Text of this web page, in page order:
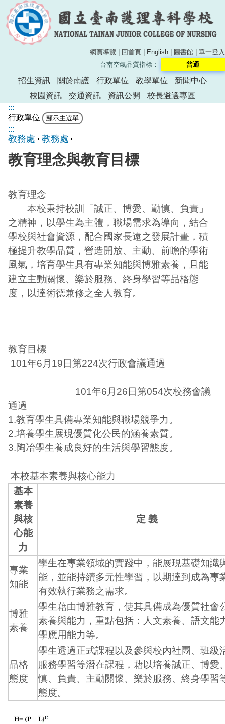
:::網頁導覽 | 回首頁 | English | 圖書館 | 單一登入
台南空氣品質指標：
普通
招生資訊 關於南護 行政單位 教學單位
新聞中心
校園資訊
交通資訊 資訊公開
校長遴選專區
:::
行政單位
:::
教務處 教務處
教育理念與教育目標
教育理念
本校秉持校訓「誠正、博愛、勤慎、負責」
之精神，以學生為主體，職場需求為導向，結合
學校與社會資源，配合國家長遠之發展計畫，積
極提升教學品質，營造開放、主動、前瞻的學術
風氣，培育學生具有專業知能與博雅素養，且能
建立主動關懷、樂於服務、終身學習等品格態
度，以達術德兼修之全人教育。
教育目標
101年6月19日第224次行政會議通過
101年6月26日第054次校務會議
通過
1.教育學生具備專業知能與職場競爭力。
2.培養學生展現優質化公民的涵養素質。
3.陶冶學生養成良好的生活與學習態度。
本校基本素養與核心能力
基本
素養
與核
心能
力
定 義
專業
知能
學生在專業領域的實踐中，能展現基礎知識
能，並能持續多元性學習，以期達到成為專
有效執行業務之需求。
博雅
素養
學生藉由博雅教育，使其具備成為優質社會
素養與能力，重點包括：人文素養、語文能
學應用能力等。
品格
態度
學生透過正式課程以及參與校內社團、班級
服務學習等潛在課程，藉以培養誠正、博愛
慎、負責、主動關懷、樂於服務、終身學習
態度。